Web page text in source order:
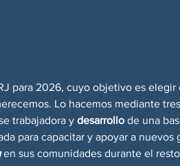
para 2026, cuyo objetivo es elegir
Lo hacemos mediante
trabajadora y desarrollo de una
para capacitar y apoyar a
en sus comunidades durante el